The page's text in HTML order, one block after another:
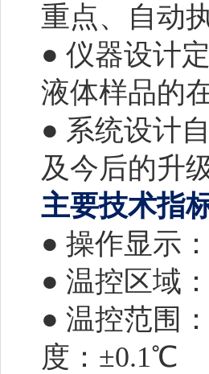
重点、自动
● 仪器设计
液体样品的
● 系统设计
及今后的
主要技术指
● 操作显示
● 温控区域
● 温控范围
度：±0.1℃